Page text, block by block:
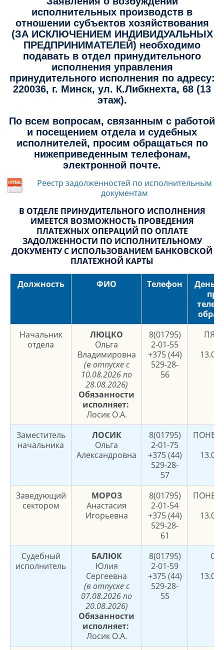
исполнительных производств в
отношении субъектов хозяйствования
(ЗА ИСКЛЮЧЕНИЕМ ИНДИВИДУАЛЬНЫХ
ПРЕДПРИНИМАТЕЛЕЙ) необходимо
подавать в отдел принудительного
исполнения управления
принудительного исполнения по адресу:
220036, г. Минск, ул. К.Либкнехта, 68 (13
этаж).
По всем вопросам, связанным с работой
и посещением отдела и судебных
исполнителей, просим обращаться по
нижеприведенным телефонам,
электронной почте.
Реестр задолженностей по исполнительным
документам
В ОТДЕЛЕ ПРИНУДИТЕЛЬНОГО ИСПОЛНЕНИЯ
ИМЕЕТСЯ ВОЗМОЖНОСТЬ ПРОВЕДЕНИЯ
ПЛАТЕЖНЫХ ОПЕРАЦИЙ ПО ОПЛАТЕ
ЗАДОЛЖЕННОСТИ ПО ИСПОЛНИТЕЛЬНОМУ
ДОКУМЕНТУ С ИСПОЛЬЗОВАНИЕМ БАНКОВСКОЙ
ПЛАТЕЖНОЙ КАРТЫ
Должность ФИО Телефон
День
Начальник
отдела
ЛЮЦКО
Ольга
Владимировна
(в отпуске с
10.08.2026 по
28.08.2026)
Обязанности
исполняет:
Лосик О.А.
8(01795)
2-01-55
+375 (44)
529-28-
56
Заместитель
начальника
ЛОСИК
Ольга
Александровна
8(01795)
2-01-75
+375 (44)
529-28-
57
Заведующий
сектором
МОРОЗ
Анастасия
Игорьевна
8(01795)
2-01-54
+375 (44)
529-28-
61
Судебный
исполнитель
БАЛЮК
Юлия
Сергеевна
(в отпуске с
07.08.2026 по
20.08.2026)
Обязанности
исполняет:
Лосик О.А.
8(01795)
2-01-59
+375 (44)
529-28-
55